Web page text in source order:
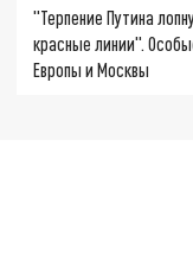
"Терпение Путина
красные линии".
Европы и Москвы